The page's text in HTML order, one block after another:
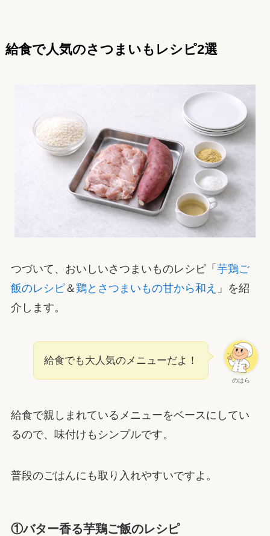
給食で人気のさつまいもレシピ2選
つづいて、おいしいさつまいものレシピ「 芋鶏ご
飯のレシピ＆鶏とさつまいもの甘から和え 」を紹
介します。
のはら
給食でも大人気のメニューだよ！
給食で親しまれているメニューをベースにしてい
るので、味付けもシンプルです。
普段のごはんにも取り入れやすいですよ。
①バター香る芋鶏ご飯のレシピ